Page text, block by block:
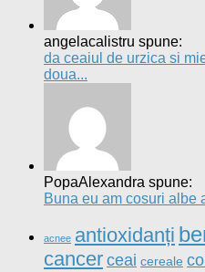
angelacalistru spune:
da ceaiul de urzica si
doua...
PopaAlexandra spune:
Buna eu am cosuri albe
acnee antioxidanți
cancer ceai cereale